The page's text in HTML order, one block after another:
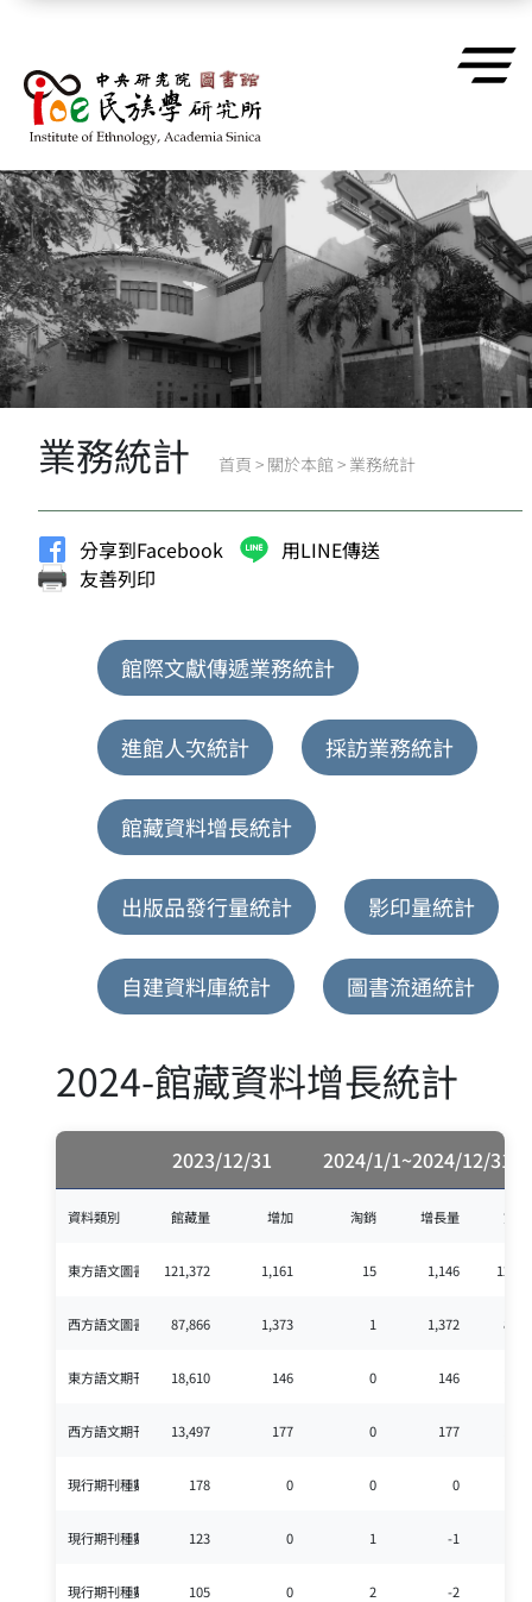
業務統計 首頁 > 關於本館 > 業務統計
分享到Facebook
用LINE傳送
友善列印
館際文獻傳遞業務統計
進館人次統計 採訪業務統計
館藏資料增長統計
出版品發行量統計 影印量統計
自建資料庫統計 圖書流通統計
2024-館藏資料增長統計
2023/12/31 2024/1/1~2024/12/31
資料類別 館藏量 增加 淘銷 增長量 館
東方語文圖書(冊)121,372 1,161 15 1,146
西方語文圖書(冊) 87,866 1,373 1 1,372
東方語文期刊合訂本(冊)
18,610 146 0 146
西方語文期刊合訂本(冊)
13,497 177 0 177
現行期刊種數(訂購)(種)
178 0 0 0
現行期刊種數(交換)(種)
123 0 1 -1
現行期刊種數(贈送)(種)
105 0 2 -2